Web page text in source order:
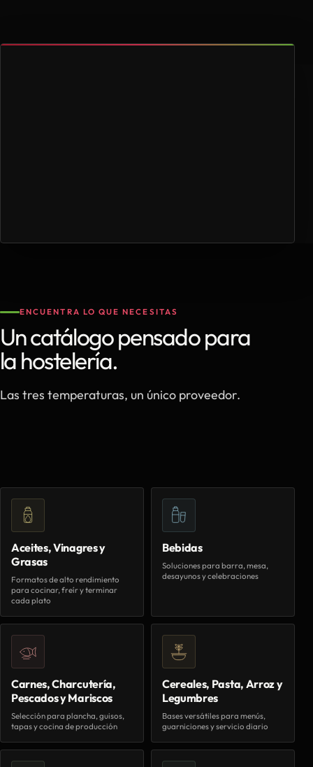
ENCUENTRA LO QUE NECESITAS
Un catálogo pensado para
la hostelería.
Las tres temperaturas, un único proveedor.
Aceites, Vinagres y
Grasas
Formatos de alto rendimiento
para cocinar, freír y terminar
cada plato
Bebidas
Soluciones para barra, mesa,
desayunos y celebraciones
Carnes, Charcutería,
Pescados y Mariscos
Selección para plancha, guisos,
tapas y cocina de producción
Cereales, Pasta, Arroz y
Legumbres
Bases versátiles para menús,
guarniciones y servicio diario